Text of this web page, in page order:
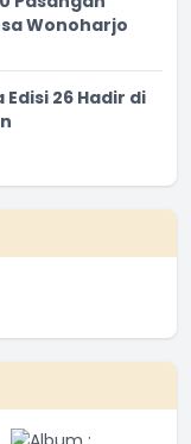
Wonoharjo
26 Hadir di